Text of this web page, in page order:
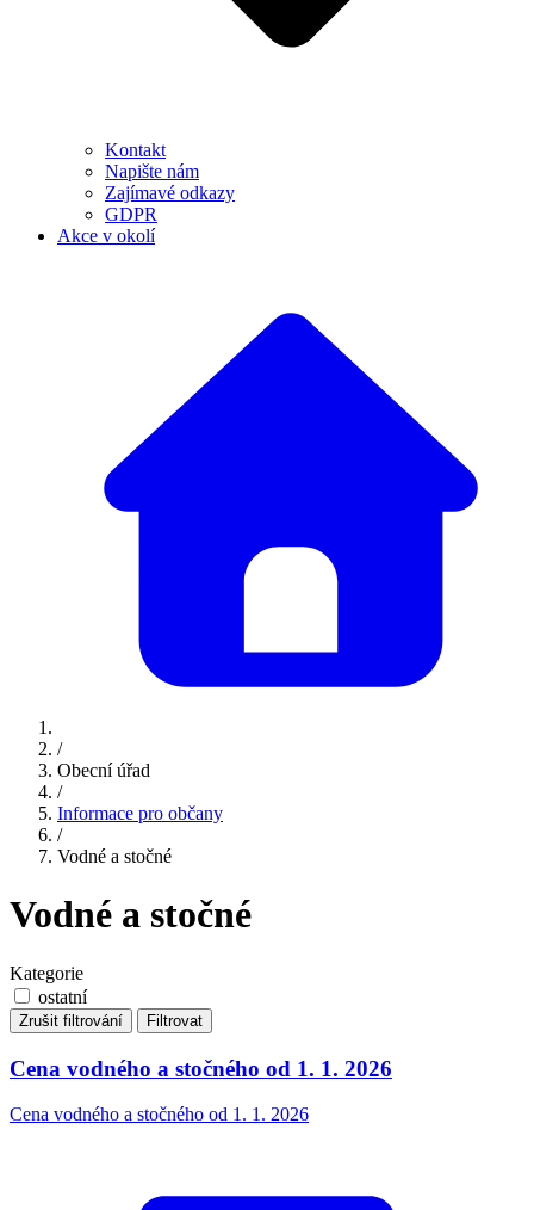
Kontakt
Napište nám
Zajímavé odkazy
GDPR
Akce v okolí
/
Obecní úřad
/
Informace pro občany
/
Vodné a stočné
Vodné a stočné
Kategorie
ostatní
Zrušit filtrování Filtrovat
Cena vodného a stočného od 1. 1. 2026
Cena vodného a stočného od 1. 1. 2026